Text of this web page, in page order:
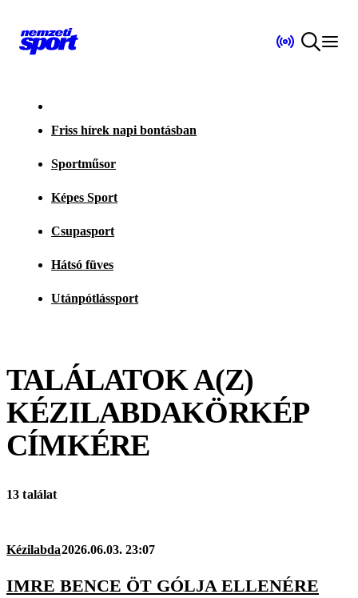
Friss hírek napi bontásban
Sportműsor
Képes Sport
Csupasport
Hátsó füves
Utánpótlássport
TALÁLATOK A(Z)
KÉZILABDAKÖRKÉP
CÍMKÉRE
13 találat
Kézilabda2026.06.03. 23:07
IMRE BENCE ÖT GÓLJA ELLENÉRE